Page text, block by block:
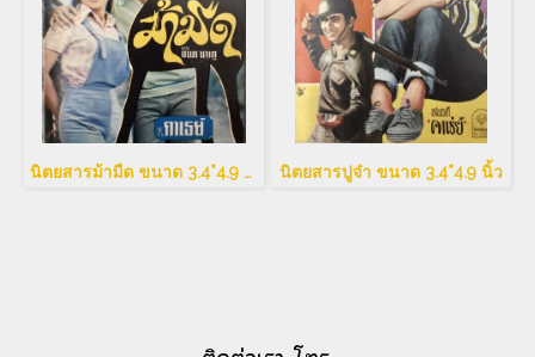
นิตยสารม้ามืด ขนาด 3.4*4.9 นิ้ว นิตยสารปูจ๋า ขนาด 3.4*4.9 นิ้ว